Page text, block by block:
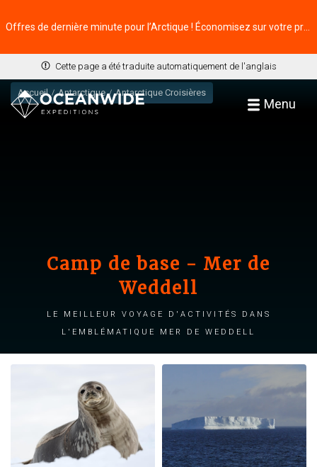
Cette page a été traduite automatiquement de l'anglais
Menu
Accueil Antarctique Antarctique Croisières
Camp de base - Mer de
Weddell
Le meilleur voyage d'activités dans
l'emblématique mer de Weddell